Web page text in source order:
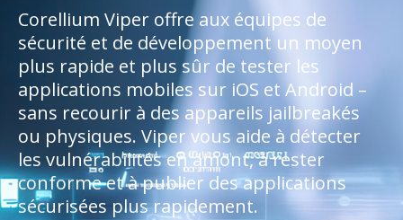
Corellium Viper offre aux équipes de
sécurité et de développement un moyen
plus rapide et plus sûr de tester les
applications mobiles sur iOS et Android –
sans recourir à des appareils jailbreakés
ou physiques. Viper vous aide à détecter
les vulnérabilités en amont, à rester
conforme et à publier des applications
sécurisées plus rapidement.